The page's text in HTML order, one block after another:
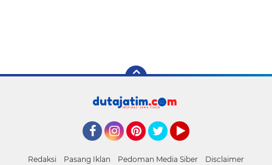
Redaksi Pasang Iklan Pedoman Media Siber Disclaimer